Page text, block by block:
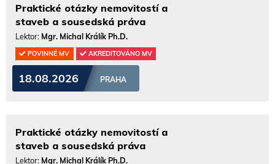
Praktické otázky nemovitostí a
staveb a sousedská práva
Lektor: Mgr. Michal Králík Ph.D.
POVINNÉ MV AKREDITOVÁNO MV
18.08.2026 PRAHA
Praktické otázky nemovitostí a
staveb a sousedská práva
Lektor: Mgr. Michal Králík Ph.D.